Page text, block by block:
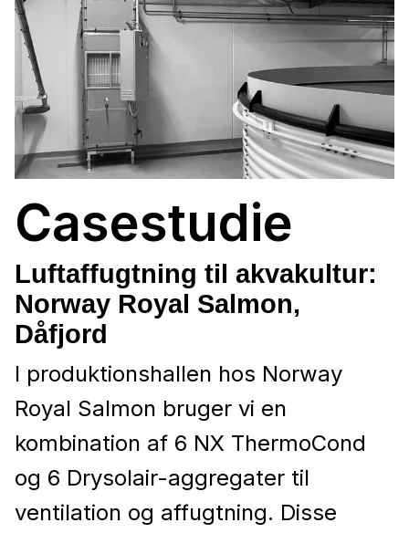
Casestudie
Luftaffugtning til akvakultur:
Norway Royal Salmon,
Dåfjord
I produktionshallen hos Norway
Royal Salmon bruger vi en
kombination af 6 NX ThermoCond
og 6 Drysolair-aggregater til
ventilation og affugtning. Disse